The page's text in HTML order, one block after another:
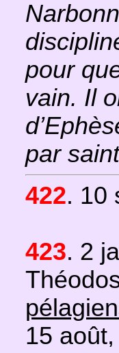
pour
vain. Il
par
422. 10
423. 2
15